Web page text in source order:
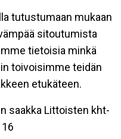
tutustumaan mukaan
sitoutumista
tietoisia minkä
toivoisimme teidän
etukäteen.
saakka Littoisten kht-